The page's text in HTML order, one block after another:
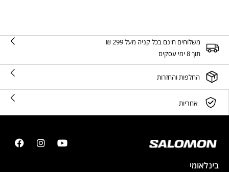
משלוחים חינם בכל קניה מעל 299 ₪
תוך 8 ימי עסקים
החלפות והחזרות
אחריות
בינלאומי